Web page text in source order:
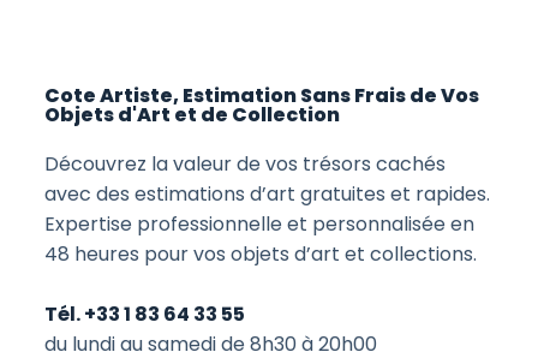
Cote Artiste, Estimation Sans Frais de Vos
Objets d'Art et de Collection
Découvrez la valeur de vos trésors cachés
avec des estimations d’art gratuites et rapides.
Expertise professionnelle et personnalisée en
48 heures pour vos objets d’art et collections.
Tél. +33 1 83 64 33 55
du lundi au samedi de 8h30 à 20h00